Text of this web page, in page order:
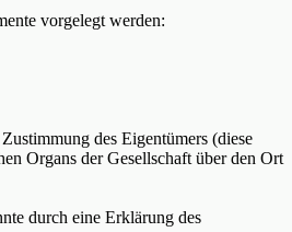
vorgelegt werden:
des Eigentümers (diese
Organs der Gesellschaft über den Ort
durch eine Erklärung des